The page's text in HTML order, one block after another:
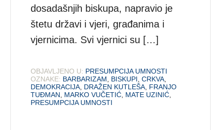
dosadašnjih biskupa, napravio je
štetu državi i vjeri, građanima i
vjernicima. Svi vjernici su […]
OBJAVLJENO U: PRESUMPCIJA UMNOSTI
OZNAKE: BARBARIZAM BISKUPI ,CRKVA
DEMOKRACIJA DRAŽEN KUTLEŠA FRANJO
TUĐMAN
MARKO VUČETIĆ MATE UZINIĆ
PRESUMPCIJA UMNOSTI